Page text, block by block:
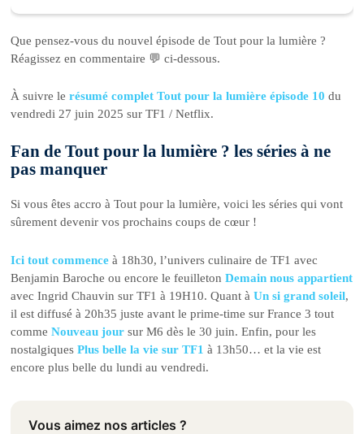
Que pensez-vous du nouvel épisode de Tout pour la lumière ?
Réagissez en commentaire 💬 ci-dessous.
À suivre lerésumé complet Tout pour la lumière épisode 10 du
vendredi 27 juin 2025 sur TF1 / Netflix.
Fan de Tout pour la lumière ? les séries à ne
pas manquer
Si vous êtes accro à Tout pour la lumière, voici les séries qui vont
sûrement devenir vos prochains coups de cœur !
Ici tout commence à 18h30, l’univers culinaire de TF1 avec
Benjamin Baroche ou encore le feuilletonDemain nous appartient
avec Ingrid Chauvin sur TF1 à 19H10. Quant àUn si grand soleil,
il est diffusé à 20h35 juste avant le prime-time sur France 3 tout
commeNouveau jour sur M6 dès le 30 juin. Enfin, pour les
nostalgiquesPlus belle la vie sur TF1 à 13h50… et la vie est
encore plus belle du lundi au vendredi.
Vous aimez nos articles ?